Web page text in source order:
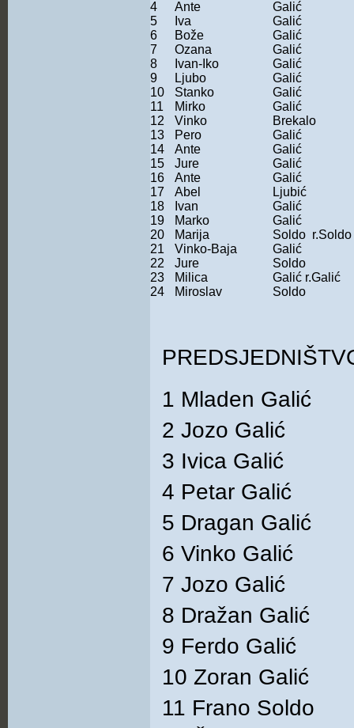
4
Ante
Galić
5
Iva
Galić
6
Bože
Galić
7
Ozana
Galić
8
Ivan-Iko
Galić
9
Ljubo
Galić
10
Stanko
Galić
11
Mirko
Galić
12
Vinko
Brekalo
13
Pero
Galić
14
Ante
Galić
15
Jure
Galić
16
Ante
Galić
17
Abel
Ljubić
18
Ivan
Galić
19
Marko
Galić
20
Marija
Soldo r.Soldo
21
Vinko-Baja
Galić
22
Jure
Soldo
23
Milica
Galić r.Galić
24
Miroslav Soldo
1 Mladen Galić
2 Jozo Galić
3 Ivica Galić
4 Petar Galić
5 Dragan Galić
6 Vinko Galić
7 Jozo Galić
8 Dražan Galić
9 Ferdo Galić
10 Zoran Galić
11 Frano Soldo